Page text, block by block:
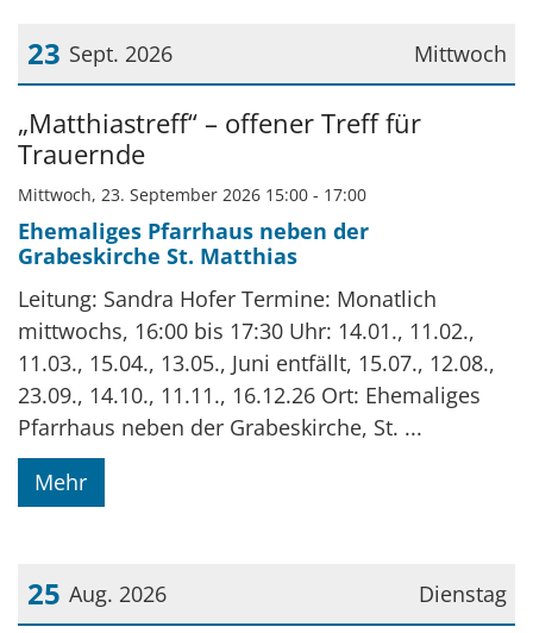
Mittwoch
23 Sept. 2026
Datum: 23. September 2026
„Matthiastreff“ – offener Treff für
Trauernde
Mittwoch, 23. September 2026 15:00 - 17:00
Ehemaliges Pfarrhaus neben der
Grabeskirche St. Matthias
Leitung: Sandra Hofer Termine: Monatlich
mittwochs, 16:00 bis 17:30 Uhr: 14.01., 11.02.,
11.03., 15.04., 13.05., Juni entfällt, 15.07., 12.08.,
23.09., 14.10., 11.11., 16.12.26 Ort: Ehemaliges
Pfarrhaus neben der Grabeskirche, St. ...
Mehr
Dienstag
25 Aug. 2026